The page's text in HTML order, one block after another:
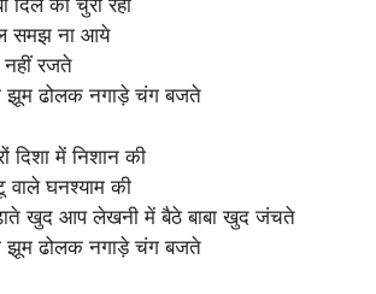
दिल को चुरा रहा
समझ ना आये
रजते
झूम ढोलक नगाड़े चंग बजते
दिशा में निशान की
वाले घनश्याम की
खुद आप लेखनी में बैठे बाबा खुद जंचते
झूम ढोलक नगाड़े चंग बजते